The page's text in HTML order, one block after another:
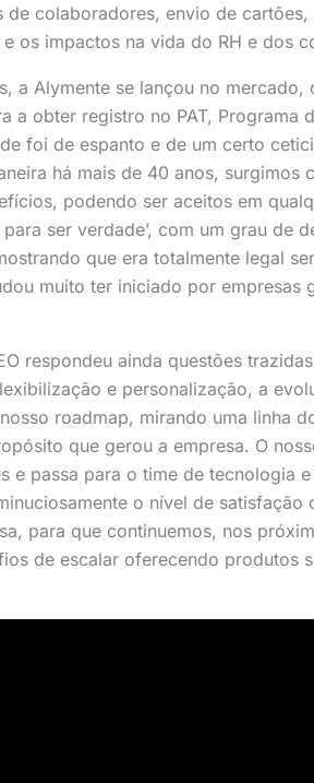
de colaboradores, envio de
os impactos na vida do RH e dos
a Alymente se lançou no
a obter registro no PAT, Programa
foi de espanto e de um certo
há mais de 40 anos, surgimos
podendo ser aceitos em
ser verdade’, com um grau de
que era totalmente legal
muito ter iniciado por empresas
respondeu ainda questões
e personalização, a
roadmap, mirando uma linha
que gerou a empresa. O
e passa para o time de tecnologia
o nível de
para que continuemos, nos
de escalar oferecendo produtos